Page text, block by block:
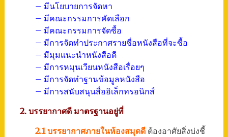
– มีนโยบายการจัดหา
– มีคณะกรรมการคัดเลือก
– มีคณะกรรมการจัดซื้อ
– มีการจัดทำประกาศรายชื่อหนังสือที่จะซื้อ
– มีมุมแนะนำหนังสือดี
– มีการหมุนเวียนหนังสือเรื่อยๆ
– มีการจัดทำฐานข้อมูลหนังสือ
– มีการสนับสนุนสื่ออิเล็กทรอนิกส์
2. บรรยากาศดี มาตรฐานอยู่ที่
2.1 บรรยากาศภายในห้องสมุดดี ต้องอาศัยสิ่งบ่งชี้